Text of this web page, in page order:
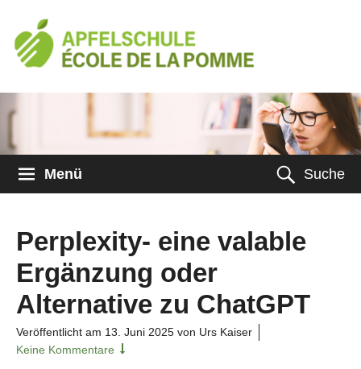
Menü Suche
Perplexity- eine valable
Ergänzung oder
Alternative zu ChatGPT
Veröffentlicht am 13. Juni 2025 von Urs Kaiser
Keine Kommentare